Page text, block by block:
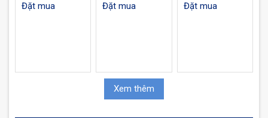
Đặt mua Đặt mua Đặt mua
Xem thêm